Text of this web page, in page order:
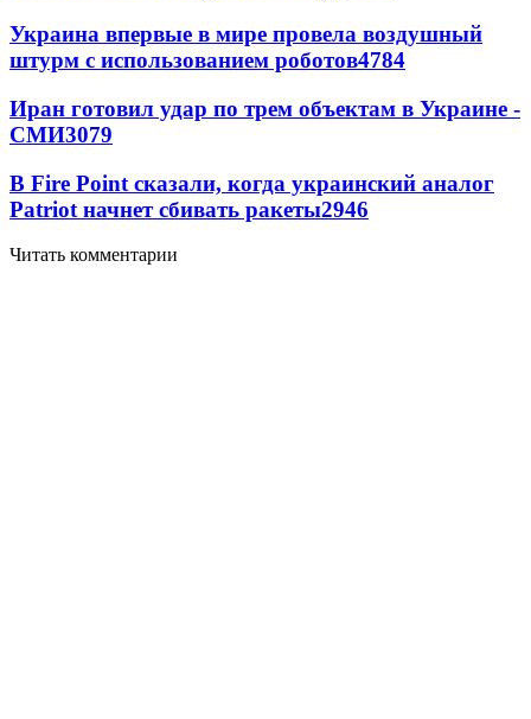
Украина впервые в мире провела воздушный
штурм с использованием роботов4784
Иран готовил удар по трем объектам в Украине -
СМИ3079
В Fire Point сказали, когда украинский аналог
Patriot начнет сбивать ракеты2946
Читать комментарии